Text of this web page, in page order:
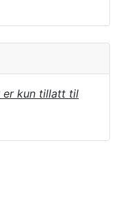
er kun tillatt til